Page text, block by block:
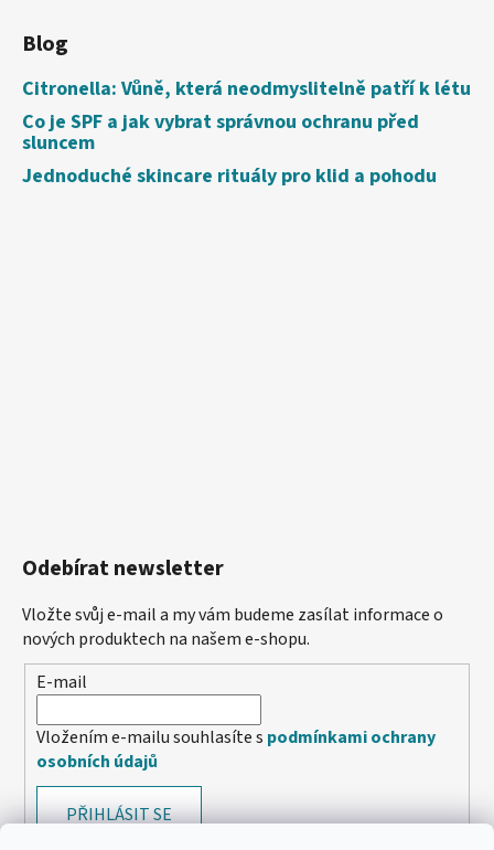
Blog
Citronella: Vůně, která neodmyslitelně patří k létu
Co je SPF a jak vybrat správnou ochranu před
sluncem
Jednoduché skincare rituály pro klid a pohodu
Odebírat newsletter
Vložte svůj e-mail a my vám budeme zasílat informace o
nových produktech na našem e-shopu.
E-mail
Vložením e-mailu souhlasíte s podmínkami ochrany
osobních údajů
PŘIHLÁSIT SE